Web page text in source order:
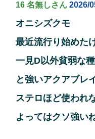
16 名無しさん 2026/
オニシズクモ
最近流行り始めた
一見D以外貧弱な
と強いアクアブレ
ステロほど使われ
よってはクソ強い